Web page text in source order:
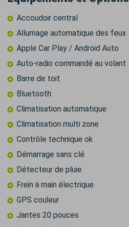
Accoudoir central
Allumage automatique des feux
Apple Car Play / Android Auto
Auto-radio commandé au volant
Barre de toit
Bluetooth
Climatisation automatique
Climatisation multi zone
Contrôle technique ok
Démarrage sans clé
Détecteur de pluie
Frein à main électrique
GPS couleur
Jantes 20 pouces